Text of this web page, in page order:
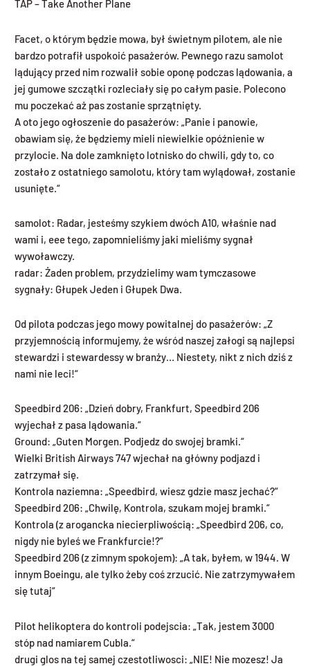
TAP – Take Another Plane
Facet, o którym będzie mowa, był świetnym pilotem, ale nie
bardzo potrafił uspokoić pasażerów. Pewnego razu samolot
lądujący przed nim rozwalił sobie oponę podczas lądowania, a
jej gumowe szczątki rozleciały się po całym pasie. Polecono
mu poczekać aż pas zostanie sprzątnięty.
A oto jego ogłoszenie do pasażerów: „Panie i panowie,
obawiam się, że będziemy mieli niewielkie opóźnienie w
przylocie. Na dole zamknięto lotnisko do chwili, gdy to, co
zostało z ostatniego samolotu, który tam wylądował, zostanie
usunięte.“
samolot: Radar, jesteśmy szykiem dwóch A10, właśnie nad
wami i, eee tego, zapomnieliśmy jaki mieliśmy sygnał
wywoławczy.
radar: Żaden problem, przydzielimy wam tymczasowe
sygnały: Głupek Jeden i Głupek Dwa.
Od pilota podczas jego mowy powitalnej do pasażerów: „Z
przyjemnością informujemy, że wśród naszej załogi są najlepsi
stewardzi i stewardessy w branży… Niestety, nikt z nich dziś z
nami nie leci!“
Speedbird 206: „Dzień dobry, Frankfurt, Speedbird 206
wyjechał z pasa lądowania.“
Ground: „Guten Morgen. Podjedz do swojej bramki.“
Wielki British Airways 747 wjechał na główny podjazd i
zatrzymał się.
Kontrola naziemna: „Speedbird, wiesz gdzie masz jechać?“
Speedbird 206: „Chwilę, Kontrola, szukam mojej bramki.“
Kontrola (z arogancka niecierpliwością: „Speedbird 206, co,
nigdy nie byleś we Frankfurcie!?“
Speedbird 206 (z zimnym spokojem): „A tak, byłem, w 1944. W
innym Boeingu, ale tylko żeby coś zrzucić. Nie zatrzymywałem
się tutaj“
Pilot helikoptera do kontroli podejscia: „Tak, jestem 3000
stóp nad namiarem Cubla.“
drugi glos na tej samej czestotliwosci: „NIE! Nie mozesz! Ja